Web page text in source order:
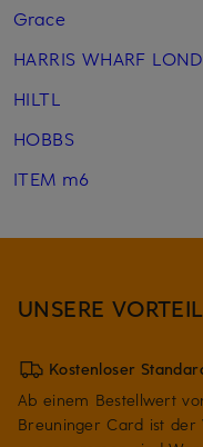
Grace
HARRIS WHARF
HILTL
HOBBS
ITEM m6
UNSERE
Kostenloser
Ab einem Bestellwert
Breuninger Card ist der